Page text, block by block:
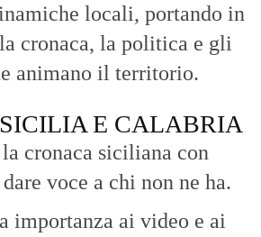
locali, portando in
cronaca, la politica e gli
animano il territorio.
E CALABRIA
cronaca siciliana con
voce a chi non ne ha.
importanza ai video e ai